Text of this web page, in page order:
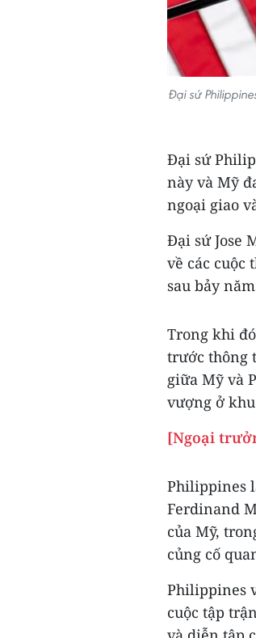
Đại sứ
Đại sứ
này và Mỹ
ngoại giao
Đại sứ Jose
về các cuộc
sau bảy
Trong khi
trước thông
giữa Mỹ và
vượng ở
[Ngoại
Philippines
Ferdinand
của Mỹ,
củng cố
Philippines
cuộc tập